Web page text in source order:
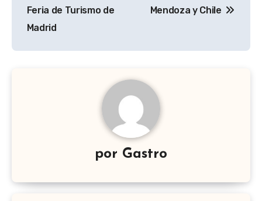
entradas
Feria de Turismo de
Madrid
Mendoza y Chile
por Gastro